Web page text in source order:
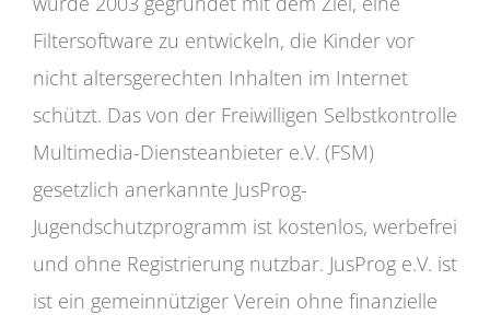
Filtersoftware zu entwickeln, die Kinder vor
nicht altersgerechten Inhalten im Internet
schützt. Das von der Freiwilligen Selbstkontrolle
Multimedia-Diensteanbieter e.V. (FSM)
gesetzlich anerkannte JusProg-
Jugendschutzprogramm ist kostenlos, werbefrei
und ohne Registrierung nutzbar. JusProg e.V. ist
ist ein gemeinnütziger Verein ohne finanzielle